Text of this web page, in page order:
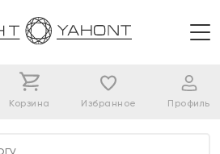
Корзина Избранное Профиль